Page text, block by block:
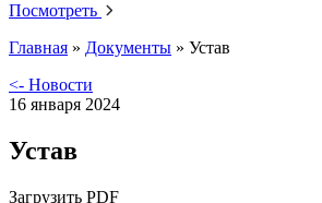
Посмотреть
Главная » Документы » Устав
<- Новости
16 января 2024
Устав
Загрузить PDF